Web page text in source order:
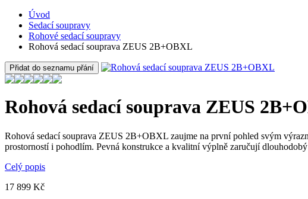
Úvod
Sedací soupravy
Rohové sedací soupravy
Rohová sedací souprava ZEUS 2B+OBXL
Přidat do seznamu přání
Rohová sedací souprava ZEUS
Rohová sedací souprava ZEUS 2B+OBXL zaujme na první pohled svým
prostorností i pohodlím. Pevná konstrukce a kvalitní výplně zaručují
Celý popis
17 899 Kč